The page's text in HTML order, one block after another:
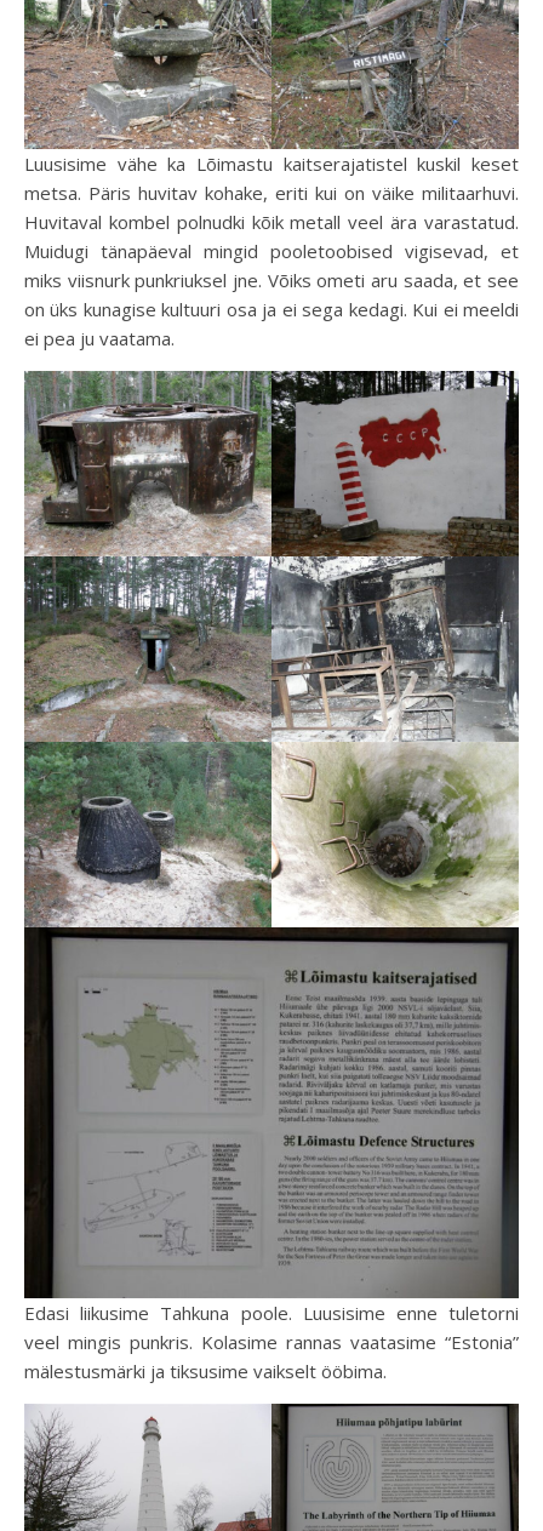
Luusisime vähe ka Lõimastu kaitserajatistel kuskil keset
metsa. Päris huvitav kohake, eriti kui on väike militaarhuvi.
Huvitaval kombel polnudki kõik metall veel ära varastatud.
Muidugi tänapäeval mingid pooletoobised vigisevad, et
miks viisnurk punkriuksel jne. Võiks ometi aru saada, et see
on üks kunagise kultuuri osa ja ei sega kedagi. Kui ei meeldi
ei pea ju vaatama.
Edasi liikusime Tahkuna poole. Luusisime enne tuletorni
veel mingis punkris. Kolasime rannas vaatasime “Estonia”
mälestusmärki ja tiksusime vaikselt ööbima.